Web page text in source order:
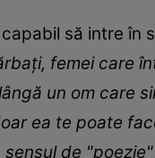
să intre în
femei care
un om care
ea te poate
de "poezie"